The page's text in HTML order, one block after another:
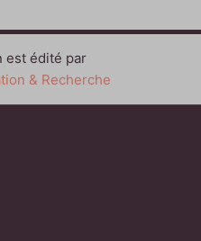
est édité par
& Recherche